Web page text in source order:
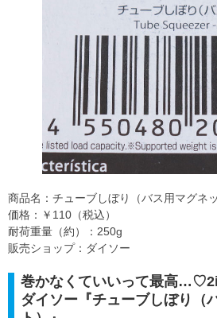
商品名：チューブしぼり（バス用マグネッ
価格：￥110（税込）
耐荷重量（約）：250g
販売ショップ：ダイソー
巻かなくていいって最高
ダイソー『チューブしぼり（